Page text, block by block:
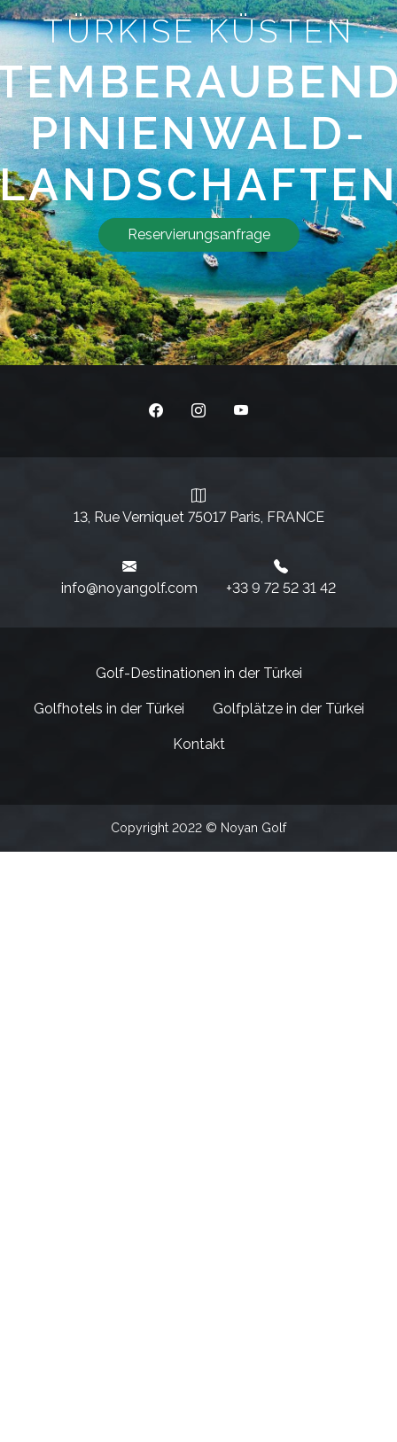
TÜRKISE KÜSTEN
PINIENWALD-
Reservierungsanfrage
13, Rue Verniquet 75017 Paris, FRANCE
info@noyangolf.com +33 9 72 52 31 42‬
Golf-Destinationen in der Türkei
Golfhotels in der Türkei Golfplätze in der Türkei
Kontakt
Copyright 2022 © Noyan Golf